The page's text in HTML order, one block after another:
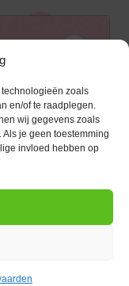
zoals
en/of te raadplegen.
wij gegevens zoals
je geen toestemming
invloed hebben op
ontvang een
bestelling.